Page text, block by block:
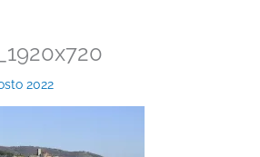
2022